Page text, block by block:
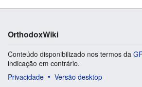
OrthodoxWiki
Conteúdo disponibilizado nos termos da
indicação em contrário.
Privacidade
Versão desktop